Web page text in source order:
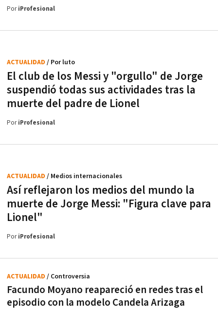
PoriProfesional
El club de los Messi y "orgullo" de Jorge
suspendió todas sus actividades tras la
muerte del padre de Lionel
ACTUALIDAD / Por luto
PoriProfesional
Así reflejaron los medios del mundo la
muerte de Jorge Messi: "Figura clave para
Lionel"
ACTUALIDAD / Medios internacionales
PoriProfesional
Facundo Moyano reapareció en redes tras el
episodio con la modelo Candela Arizaga
ACTUALIDAD / Controversia